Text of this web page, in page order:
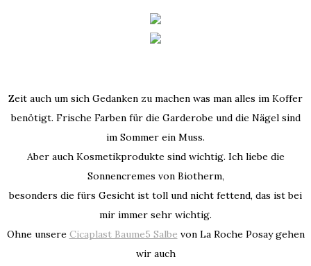
Zeit auch um sich Gedanken zu machen was man alles im Koffer
benötigt. Frische Farben für die Garderobe und die Nägel sind
im Sommer ein Muss.
Aber auch Kosmetikprodukte sind wichtig. Ich liebe die
Sonnencremes von Biotherm,
besonders die fürs Gesicht ist toll und nicht fettend, das ist bei
mir immer sehr wichtig.
Ohne unsere Cicaplast Baume5 Salbe von La Roche Posay gehen
wir auch